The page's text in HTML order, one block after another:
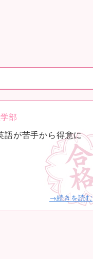
部
語が苦手から得意に
→続きを読む